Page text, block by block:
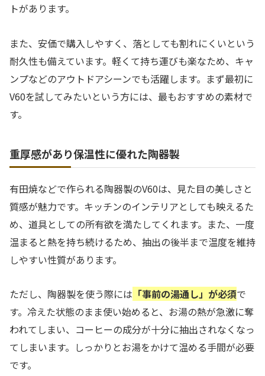
トがあります。
また、安価で購入しやすく、落としても割れにくいという
耐久性も備えています。軽くて持ち運びも楽なため、キャ
ンプなどのアウトドアシーンでも活躍します。まず最初に
V60を試してみたいという方には、最もおすすめの素材で
す。
重厚感があり保温性に優れた陶器製
有田焼などで作られる陶器製のV60は、見た目の美しさと
質感が魅力です。キッチンのインテリアとしても映えるた
め、道具としての所有欲を満たしてくれます。また、一度
温まると熱を持ち続けるため、抽出の後半まで温度を維持
しやすい性質があります。
ただし、陶器製を使う際には 「事前の湯通し」が必須で
す。冷えた状態のまま使い始めると、お湯の熱が急激に奪
われてしまい、コーヒーの成分が十分に抽出されなくなっ
てしまいます。しっかりとお湯をかけて温める手間が必要
です。